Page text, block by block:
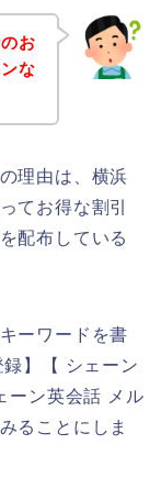
お
な
理由は、横浜
てお得な割引
配布している
ーワードを書
】【 シェーン
ーン英会話 メル
ることにしま